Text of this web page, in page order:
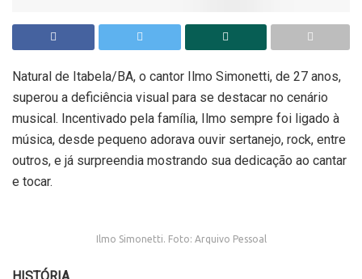
Natural de Itabela/BA, o cantor Ilmo Simonetti, de 27 anos,
superou a deficiência visual para se destacar no cenário
musical. Incentivado pela família, Ilmo sempre foi ligado à
música, desde pequeno adorava ouvir sertanejo, rock, entre
outros, e já surpreendia mostrando sua dedicação ao cantar
e tocar.
Ilmo Simonetti. Foto: Arquivo Pessoal